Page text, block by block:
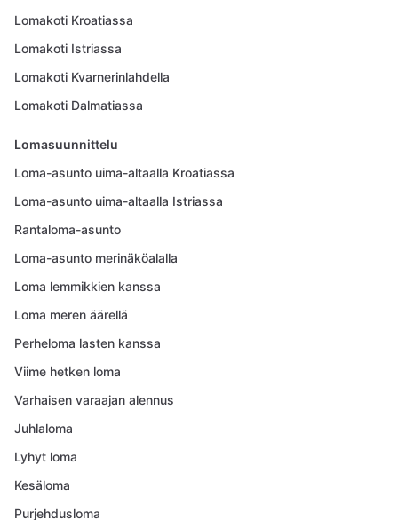
Lomakoti Kroatiassa
Lomakoti Istriassa
Lomakoti Kvarnerinlahdella
Lomakoti Dalmatiassa
Lomasuunnittelu
Loma-asunto uima-altaalla Kroatiassa
Loma-asunto uima-altaalla Istriassa
Rantaloma-asunto
Loma-asunto merinäköalalla
Loma lemmikkien kanssa
Loma meren äärellä
Perheloma lasten kanssa
Viime hetken loma
Varhaisen varaajan alennus
Juhlaloma
Lyhyt loma
Kesäloma
Purjehdusloma